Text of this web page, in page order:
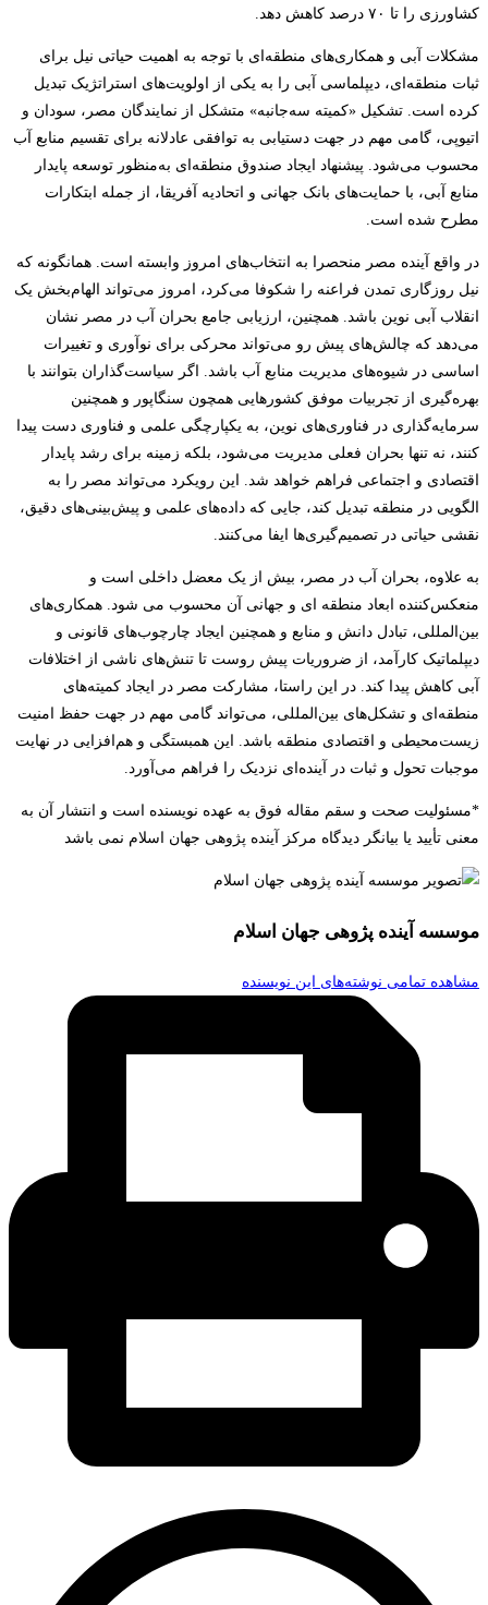
کشاورزی را تا ۷۰ درصد کاهش دهد.
مشکلات آبی و همکاری‌های منطقه‌ای با توجه به اهمیت حیاتی نیل برای
ثبات منطقه‌ای، دیپلماسی آبی را به یکی از اولویت‌های استراتژیک تبدیل
کرده است. تشکیل «کمیته سه‌جانبه» متشکل از نمایندگان مصر، سودان و
اتیوپی، گامی مهم در جهت دستیابی به توافقی عادلانه برای تقسیم منابع آب
محسوب می‌شود. پیشنهاد ایجاد صندوق منطقه‌ای به‌منظور توسعه پایدار
منابع آبی، با حمایت‌های بانک جهانی و اتحادیه آفریقا، از جمله ابتکارات
مطرح شده است.
در واقع آینده مصر منحصرا به انتخاب‌های امروز وابسته است. همانگونه که
نیل روزگاری تمدن فراعنه را شکوفا می‌کرد، امروز می‌تواند الهام‌بخش یک
انقلاب آبی نوین باشد. همچنین، ارزیابی جامع بحران آب در مصر نشان
می‌دهد که چالش‌های پیش رو می‌تواند محرکی برای نوآوری و تغییرات
اساسی در شیوه‌های مدیریت منابع آب باشد. اگر سیاست‌گذاران بتوانند با
بهره‌گیری از تجربیات موفق کشورهایی همچون سنگاپور و همچنین
سرمایه‌گذاری در فناوری‌های نوین، به یکپارچگی علمی و فناوری دست پیدا
کنند، نه تنها بحران فعلی مدیریت می‌شود، بلکه زمینه برای رشد پایدار
اقتصادی و اجتماعی فراهم خواهد شد. این رویکرد می‌تواند مصر را به
الگویی در منطقه تبدیل کند، جایی که داده‌های علمی و پیش‌بینی‌های دقیق،
نقشی حیاتی در تصمیم‌گیری‌ها ایفا می‌کنند.
به علاوه، بحران آب در مصر، بیش از یک معضل داخلی است و
منعکس‌کننده ابعاد منطقه ای و جهانی آن محسوب می شود. همکاری‌های
بین‌المللی، تبادل دانش و منابع و همچنین ایجاد چارچوب‌های قانونی و
دیپلماتیک کارآمد، از ضروریات پیش روست تا تنش‌های ناشی از اختلافات
آبی کاهش پیدا کند. در این راستا، مشارکت مصر در ایجاد کمیته‌های
منطقه‌ای و تشکل‌های بین‌المللی، می‌تواند گامی مهم در جهت حفظ امنیت
زیست‌محیطی و اقتصادی منطقه باشد. این همبستگی و هم‌افزایی در نهایت
موجبات تحول و ثبات در آینده‌ای نزدیک را فراهم می‌آورد.
*مسئولیت صحت و سقم مقاله فوق به عهده نویسنده است و انتشار آن­ به
معنی تأیید یا بیانگر دیدگاه مرکز آینده پژوهی جهان اسلام نمی باشد
موسسه آینده پژوهی جهان اسلام
مشاهده تمامی نوشته‌های این نویسنده